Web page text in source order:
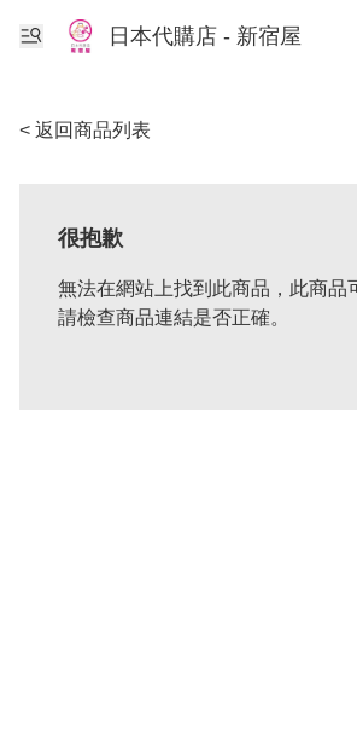
日本代購店 - 新宿屋
< 返回商品列表
很抱歉
無法在網站上找到此商品，此商品
請檢查商品連結是否正確。